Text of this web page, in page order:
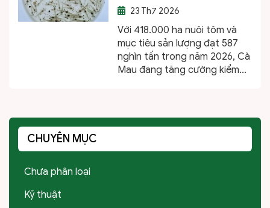
23 Th7 2026
Với 418.000 ha nuôi tôm và
mục tiêu sản lượng đạt 587
nghìn tấn trong năm 2026, Cà
Mau đang tăng cường kiểm...
CHUYÊN MỤC
Chưa phân loại
Kỹ thuật